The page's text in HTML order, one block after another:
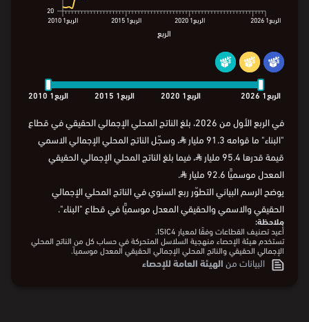
20
الربع1 2010 الربع1 2015 الربع1 2020 2026
الربع الربع1 2010 الربع1 2015 الربع1 2020 الربع1 2026
الربع1 2010 الربع1 2015 الربع1 2020 الربع1 2026
الربع
20
في الربع الأول من 2026، بلغ الناتج المحلي الإجمالي الحقيقي في قطاع
"البناء" ما قوامه 91.3 مليار
⃁، وسجّل الناتج المحلي الإجمالي الاسمي
قيمة قدرها 95.4 مليار
⃁، فيما بلغ الناتج المحلي الإجمالي الحقيقي
المعدل موسميًّا 92.6 مليار
⃁
.
يوضح الرسم البياني التطوّر ربع السنوي في الناتج المحلي الإجمالي
الحقيقي والاسمي والحقيقي المعدل موسميًّا في قطاع "البناء".
ملاحظة:
أُعيد تصنيف القطاعات وفقًا لمعيار ISIC4.
تستخدم هيئة الإحصاء منهجية السلاسل المتحركة في حساب كل من الناتج المحلي
الإجمالي الحقيقي والناتج المحلي الإجمالي الحقيقي المعدل موسمياً.
البيانات منالهيئة العامة للإحصاء